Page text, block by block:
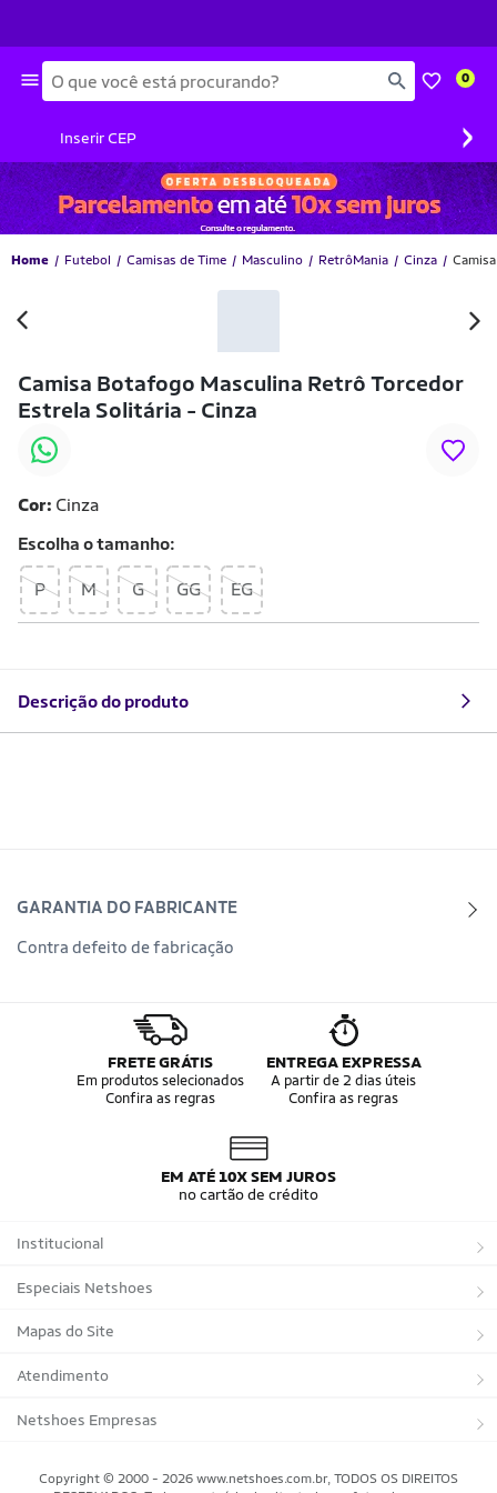
Busca 0
Inserir CEP ›
Home Futebol Camisas de Time Masculino RetrôMania Cinza
Camisa Botafogo Masculina Retrô Torcedor
Estrela Solitária - Cinza
Cor: Cinza
Escolha otamanho
P M G GG EG
Descrição do produto
GARANTIA DO FABRICANTE
Contra defeito de fabricação
FRETE GRÁTIS
Em produtos selecionados
Confira as regras
ENTREGA EXPRESSA
A partir de 2 dias úteis
Confira as regras
EM ATÉ 10X SEM JUROS
no cartão de crédito
Institucional
Sobre a Netshoes
Política de Privacidade
Programa de Afiliados
Regulamentos
Especiais Netshoes
Suplementos
Corrida
Bicicletas
Mapas do Site
Marcas
Tipos de Produtos
Atendimento
Trocas e devoluções
Netshoes Empresas
Copyright © 2000 - 2026 www.netshoes.com.br, TODOS OS DIREITOS